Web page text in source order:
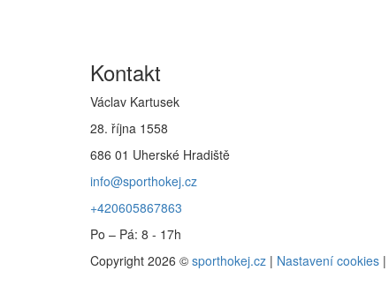
Kontakt
Václav Kartusek
28. října 1558
686 01 Uherské Hradiště
info@sporthokej.cz
+420605867863
Po – Pá: 8 - 17h
Copyright 2026 © sporthokej.cz | Nastavení cookies |